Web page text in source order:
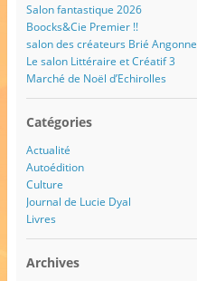
Salon fantastique 2026
Boocks&Cie Premier !!
salon des créateurs Brié Angonne
Le salon Littéraire et Créatif 3
Marché de Noël d’Echirolles
Catégories
Actualité
Autoédition
Culture
Journal de Lucie Dyal
Livres
Archives